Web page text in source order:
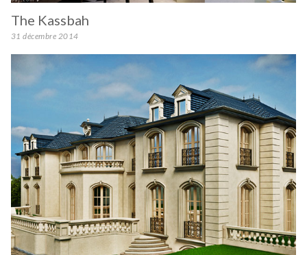
The Kassbah
31 décembre 2014